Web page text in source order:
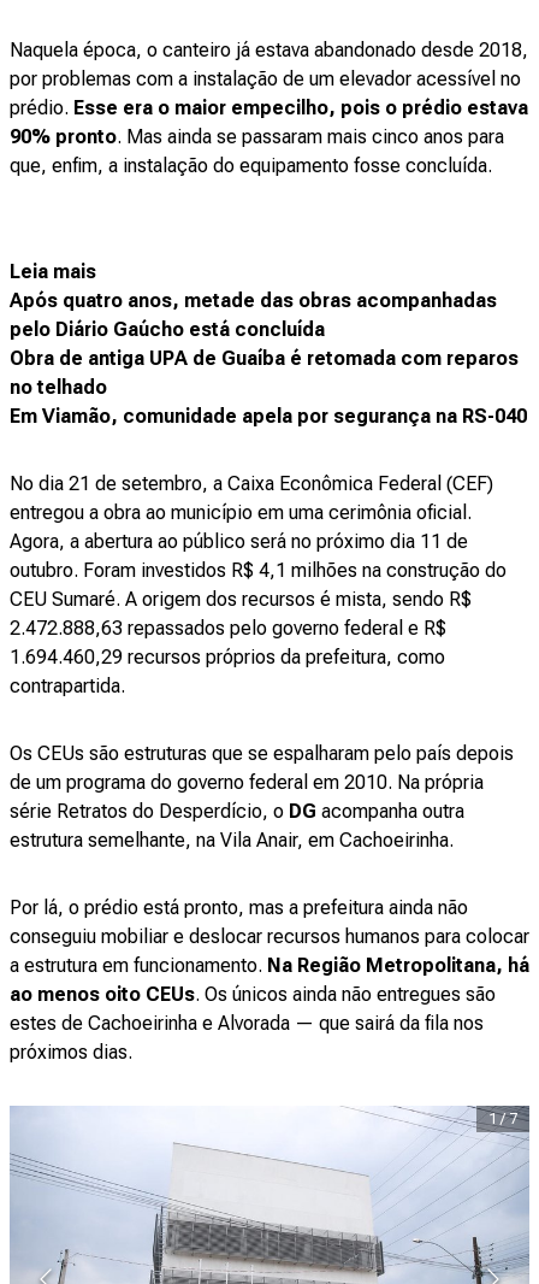
Naquela época, o canteiro já estava abandonado desde 2018,
por problemas com a instalação de um elevador acessível no
prédio. Esse era o maior empecilho, pois o prédio estava
90% pronto. Mas ainda se passaram mais cinco anos para
que, enfim, a instalação do equipamento fosse concluída.
Leia mais
Após quatro anos, metade das obras acompanhadas
pelo Diário Gaúcho está concluída
Obra de antiga UPA de Guaíba é retomada com reparos
no telhado
Em Viamão, comunidade apela por segurança na RS-040
No dia 21 de setembro, a Caixa Econômica Federal (CEF)
entregou a obra ao município em uma cerimônia oficial.
Agora, a abertura ao público será no próximo dia 11 de
outubro. Foram investidos R$ 4,1 milhões na construção do
CEU Sumaré. A origem dos recursos é mista, sendo R$
2.472.888,63 repassados pelo governo federal e R$
1.694.460,29 recursos próprios da prefeitura, como
contrapartida.
Os CEUs são estruturas que se espalharam pelo país depois
de um programa do governo federal em 2010. Na própria
série Retratos do Desperdício, o DG acompanha outra
estrutura semelhante, na Vila Anair, em Cachoeirinha.
Por lá, o prédio está pronto, mas a prefeitura ainda não
conseguiu mobiliar e deslocar recursos humanos para colocar
a estrutura em funcionamento. Na Região Metropolitana, há
ao menos oito CEUs. Os únicos ainda não entregues são
estes de Cachoeirinha e Alvorada — que sairá da fila nos
próximos dias.
1/7